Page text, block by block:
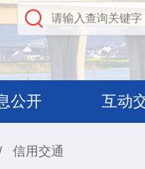
公开 互动
信用交通